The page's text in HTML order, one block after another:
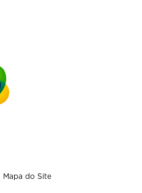
Mapa do Site